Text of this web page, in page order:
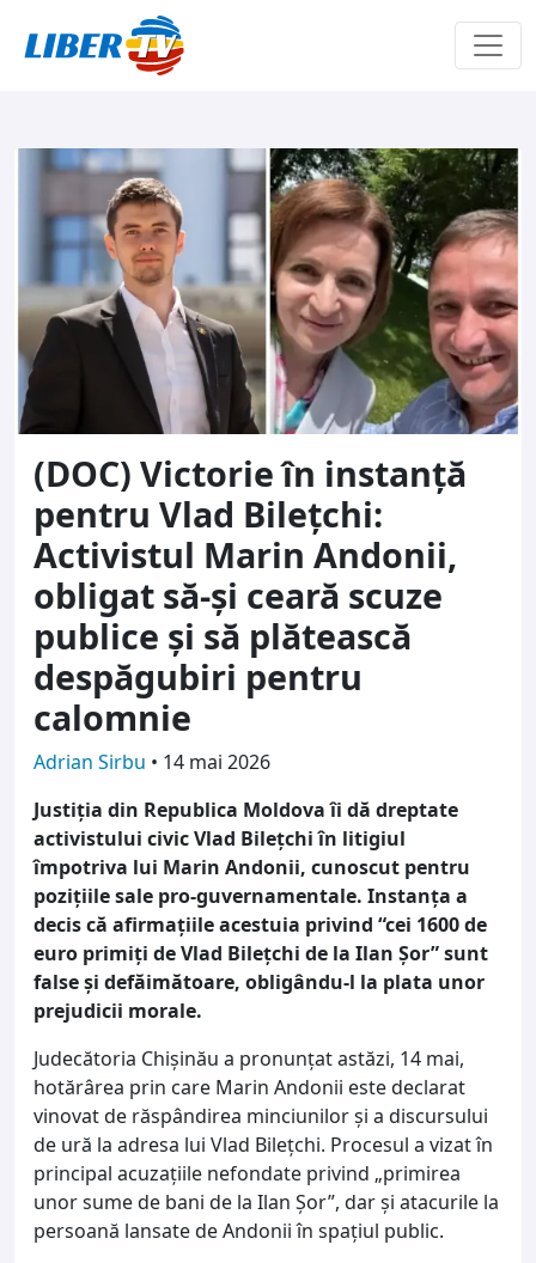
(DOC) Victorie în instanță
pentru Vlad Bilețchi:
Activistul Marin Andonii,
obligat să-și ceară scuze
publice și să plătească
despăgubiri pentru
calomnie
Adrian Sirbu • 14 mai 2026
Justiția din Republica Moldova îi dă dreptate
activistului civic Vlad Bilețchi în litigiul
împotriva lui Marin Andonii, cunoscut pentru
pozițiile sale pro-guvernamentale. Instanța a
decis că afirmațiile acestuia privind “cei 1600 de
euro primiți de Vlad Bilețchi de la Ilan Șor” sunt
false și defăimătoare, obligându-l la plata unor
prejudicii morale.
Judecătoria Chișinău a pronunțat astăzi, 14 mai,
hotărârea prin care Marin Andonii este declarat
vinovat de răspândirea minciunilor și a discursului
de ură la adresa lui Vlad Bilețchi. Procesul a vizat în
principal acuzațiile nefondate privind „primirea
unor sume de bani de la Ilan Șor”, dar și atacurile la
persoană lansate de Andonii în spațiul public.